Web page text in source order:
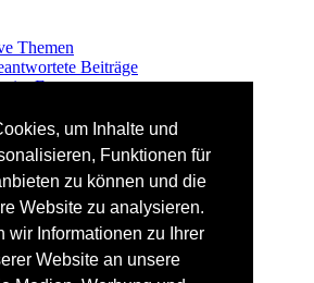
um Inhalte und
Funktionen für
zu können und die
Website zu analysieren.
wir Informationen zu Ihrer
Website an unsere
Themen
Beiträge
im Forum